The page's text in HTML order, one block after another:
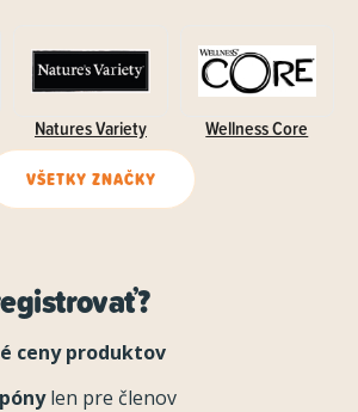
Natures Variety Wellness Core
VŠETKY ZNAČKY
ceny produktov
len pre členov